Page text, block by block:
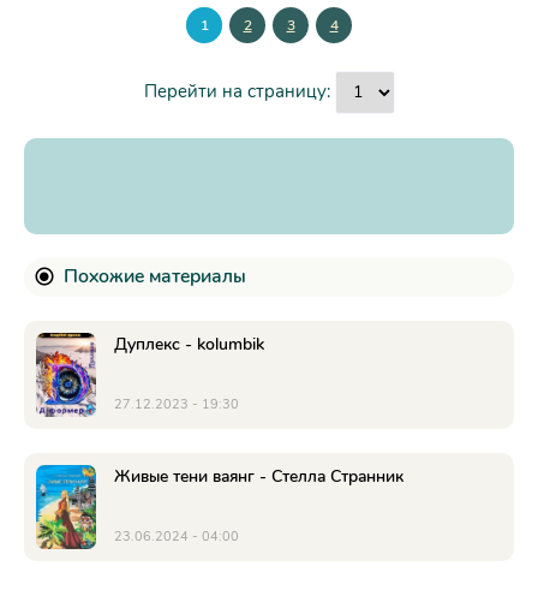
1 2 3 4
Перейти на страницу:
Похожие материалы
Дуплекс - kolumbik
27.12.2023 - 19:30
Живые тени ваянг - Стеллa Странник
23.06.2024 - 04:00